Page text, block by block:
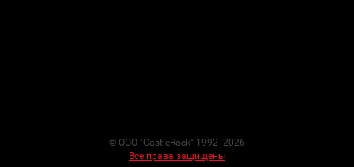
© ООО "CastleRock" 1992- 2026
Все права защищены